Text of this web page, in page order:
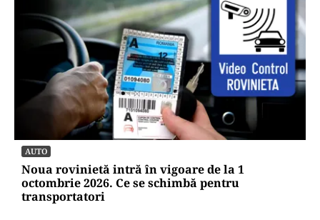
Bolojan acuză PSD și AUR. PNL vrea premier
tehnocrat: „Au lăsat România în faza finală de
absorbţie a PNRR”